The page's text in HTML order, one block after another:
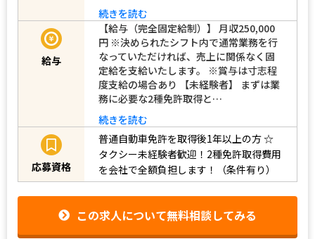
続きを読む
給与
【給与（完全固定給制）】 月収250,000
円 ※決められたシフト内で通常業務を行
なっていただければ、売上に関係なく固
定給を支給いたします。 ※賞与は寸志程
度支給の場合あり 【未経験者】 まずは業
務に必要な2種免許取得と…
続きを読む
応募資格
普通自動車免許を取得後1年以上の方☆
タクシー未経験者歓迎！2種免許取得費用
を会社で全額負担します！（条件有り）
この求人について無料相談してみる